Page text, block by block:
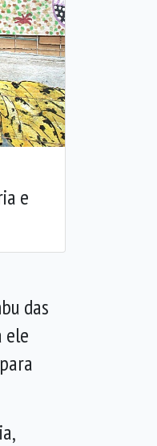
e
Próxima
das
ele